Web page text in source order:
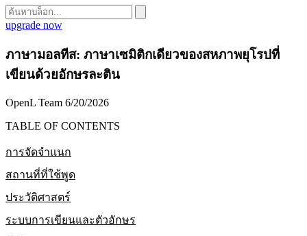
upgrade now
ภาษามอลทีส: ภาษาเซมิติกเดียวของสหภาพยุโรปที่
เขียนด้วยอักษรละติน
OpenL Team 6/20/2026
TABLE OF CONTENTS
การจัดจำแนก
สถานที่ที่ใช้พูด
ประวัติศาสตร์
ระบบการเขียนและตัวอักษร